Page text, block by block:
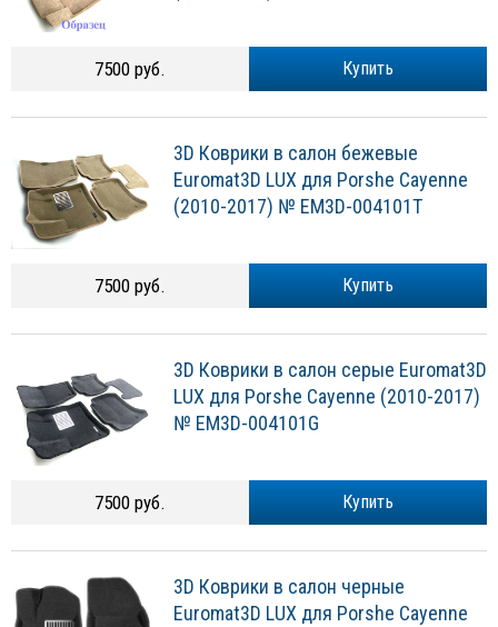
Купить
7500 руб.
3D Коврики в салон бежевые
Euromat3D LUX для Porshe Cayenne
(2010-2017) № EM3D-004101T
Купить
7500 руб.
3D Коврики в салон серые Euromat3D
LUX для Porshe Cayenne (2010-2017)
№ EM3D-004101G
Купить
7500 руб.
3D Коврики в салон черные
Euromat3D LUX для Porshe Cayenne